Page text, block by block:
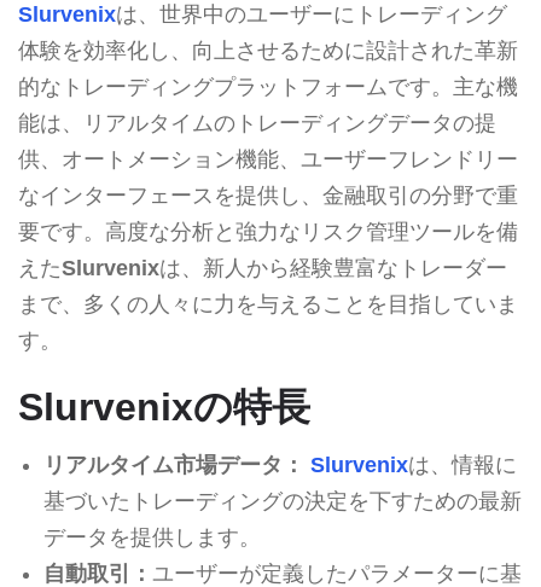
Slurvenixは、世界中のユーザーにトレーディング
体験を効率化し、向上させるために設計された革新
的なトレーディングプラットフォームです。主な機
能は、リアルタイムのトレーディングデータの提
供、オートメーション機能、ユーザーフレンドリー
なインターフェースを提供し、金融取引の分野で重
要です。高度な分析と強力なリスク管理ツールを備
えたSlurvenixは、新人から経験豊富なトレーダー
まで、多くの人々に力を与えることを目指していま
す。
Slurvenixの特長
リアルタイム市場データ： Slurvenixは、情報に
基づいたトレーディングの決定を下すための最新
データを提供します。
自動取引： ユーザーが定義したパラメーターに基